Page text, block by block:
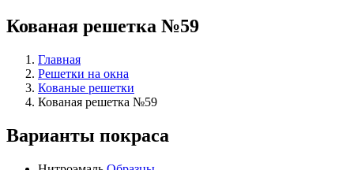
Кованая решетка №59
Главная
Решетки на окна
Кованые решетки
Кованая решетка №59
Варианты покраса